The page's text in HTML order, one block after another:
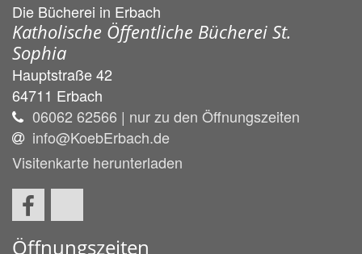
Die Bücherei in Erbach
Katholische Öffentliche Bücherei St.
Sophia
Hauptstraße 42
64711 Erbach
06062 62566 | nur zu den Öffnungszeiten
info@KoebErbach.de
Visitenkarte herunterladen
Öffnungszeiten